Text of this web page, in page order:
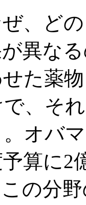
、ど
異な
た薬
、そ
オバ
算に2
の分